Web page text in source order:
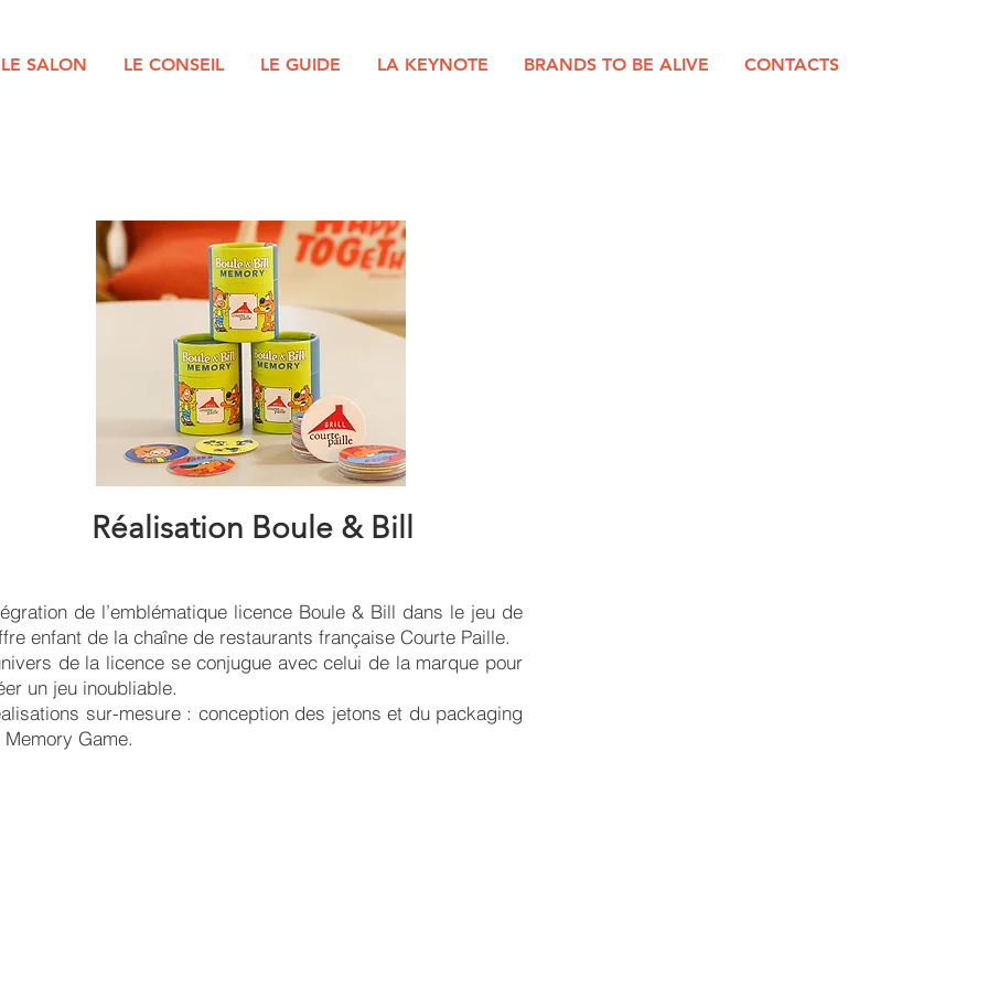
LE SALON LE CONSEIL LE GUIDE LA KEYNOTE BRANDS TO BE ALIVE CONTACTS
Réalisation Boule & Bill
de l’emblématique licence Boule & Bill dans le jeu de
enfant de la chaîne de restaurants française Courte Paille.
de la licence se conjugue avec celui de la marque pour
un jeu inoubliable.
sur-mesure : conception des jetons et du packaging
Memory Game.